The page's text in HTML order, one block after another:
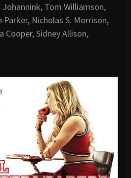
Johannink, Tom Williamson,
Nicholas S. Morrison,
Cooper, Sidney Allison,